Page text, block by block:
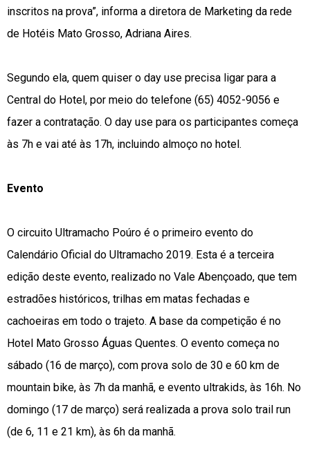
inscritos na prova”, informa a diretora de Marketing da rede
de Hotéis Mato Grosso, Adriana Aires.
Segundo ela, quem quiser o day use precisa ligar para a
Central do Hotel, por meio do telefone (65) 4052-9056 e
fazer a contratação. O day use para os participantes começa
às 7h e vai até às 17h, incluindo almoço no hotel.
Evento
O circuito Ultramacho Poúro é o primeiro evento do
Calendário Oficial do Ultramacho 2019. Esta é a terceira
edição deste evento, realizado no Vale Abençoado, que tem
estradões históricos, trilhas em matas fechadas e
cachoeiras em todo o trajeto. A base da competição é no
Hotel Mato Grosso Águas Quentes. O evento começa no
sábado (16 de março), com prova solo de 30 e 60 km de
mountain bike, às 7h da manhã, e evento ultrakids, às 16h. No
domingo (17 de março) será realizada a prova solo trail run
(de 6, 11 e 21 km), às 6h da manhã.